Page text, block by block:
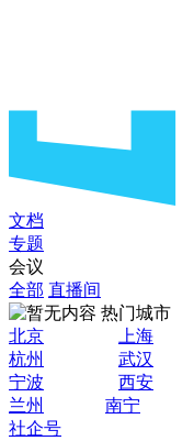
文档
专题
会议
全部 直播间
热门城市
北京
上海
杭州
武汉
宁波
西安
兰州
南宁
社企号